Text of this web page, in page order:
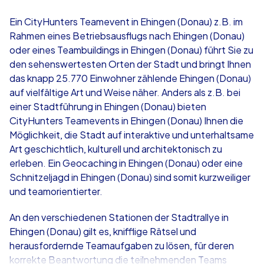
€49,99
iPad Tour
Ehingen (Donau)
1,5-3,0 h 15-1,000
ab€49,99
Krimi iPad
Ehingen
Ein CityHunters Teamevent in Ehingen (Donau) z.B. im
Rahmen eines Betriebsausflugs nach Ehingen (Donau)
oder eines Teambuildings in Ehingen (Donau) führt Sie zu
den sehenswertesten Orten der Stadt und bringt Ihnen
das knapp 25.770 Einwohner zählende Ehingen (Donau)
auf vielfältige Art und Weise näher. Anders als z.B. bei
einer Stadtführung in Ehingen (Donau) bieten
CityHunters Teamevents in Ehingen (Donau) Ihnen die
Möglichkeit, die Stadt auf interaktive und unterhaltsame
Art geschichtlich, kulturell und architektonisch zu
erleben. Ein Geocaching in Ehingen (Donau) oder eine
Schnitzeljagd in Ehingen (Donau) sind somit kurzweiliger
und teamorientierter.
An den verschiedenen Stationen der Stadtrallye in
Ehingen (Donau) gilt es, knifflige Rätsel und
herausfordernde Teamaufgaben zu lösen, für deren
korrekte Beantwortung die teilnehmenden Teams